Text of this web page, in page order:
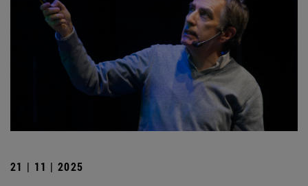
21 | 11 | 2025